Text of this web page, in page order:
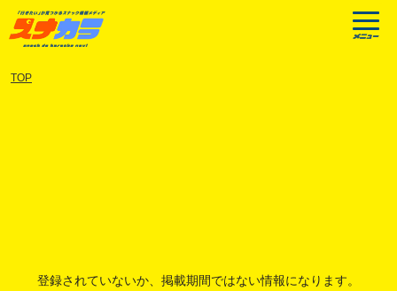
TOP
登録されていないか、掲載期間ではない情報になります。